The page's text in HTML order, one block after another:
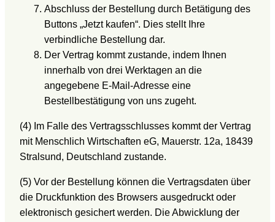
Abschluss der Bestellung durch Betätigung des
Buttons „Jetzt kaufen“. Dies stellt Ihre
verbindliche Bestellung dar.
Der Vertrag kommt zustande, indem Ihnen
innerhalb von drei Werktagen an die
angegebene E-Mail-Adresse eine
Bestellbestätigung von uns zugeht.
(4) Im Falle des Vertragsschlusses kommt der Vertrag
mit Menschlich Wirtschaften eG, Mauerstr. 12a, 18439
Stralsund, Deutschland zustande.
(5) Vor der Bestellung können die Vertragsdaten über
die Druckfunktion des Browsers ausgedruckt oder
elektronisch gesichert werden. Die Abwicklung der